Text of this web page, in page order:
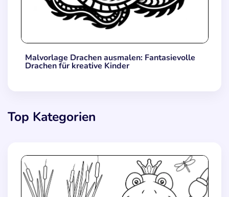
Malvorlage Drachen ausmalen: Fantasievolle
Drachen für kreative Kinder
Top Kategorien